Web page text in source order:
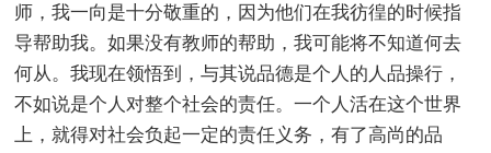
师，我一向是十分敬重的，因为他们在我彷徨的时候指
导帮助我。如果没有教师的帮助，我可能将不知道何去
何从。我现在领悟到，与其说品德是个人的人品操行，
不如说是个人对整个社会的责任。一个人活在这个世界
上，就得对社会负起一定的责任义务，有了高尚的品